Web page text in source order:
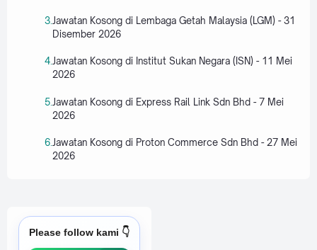
Jawatan Kosong di Lembaga Getah Malaysia (LGM) - 31
Disember 2026
Jawatan Kosong di Institut Sukan Negara (ISN) - 11 Mei
2026
Jawatan Kosong di Express Rail Link Sdn Bhd - 7 Mei
2026
Jawatan Kosong di Proton Commerce Sdn Bhd - 27 Mei
2026
Please follow kami 👇